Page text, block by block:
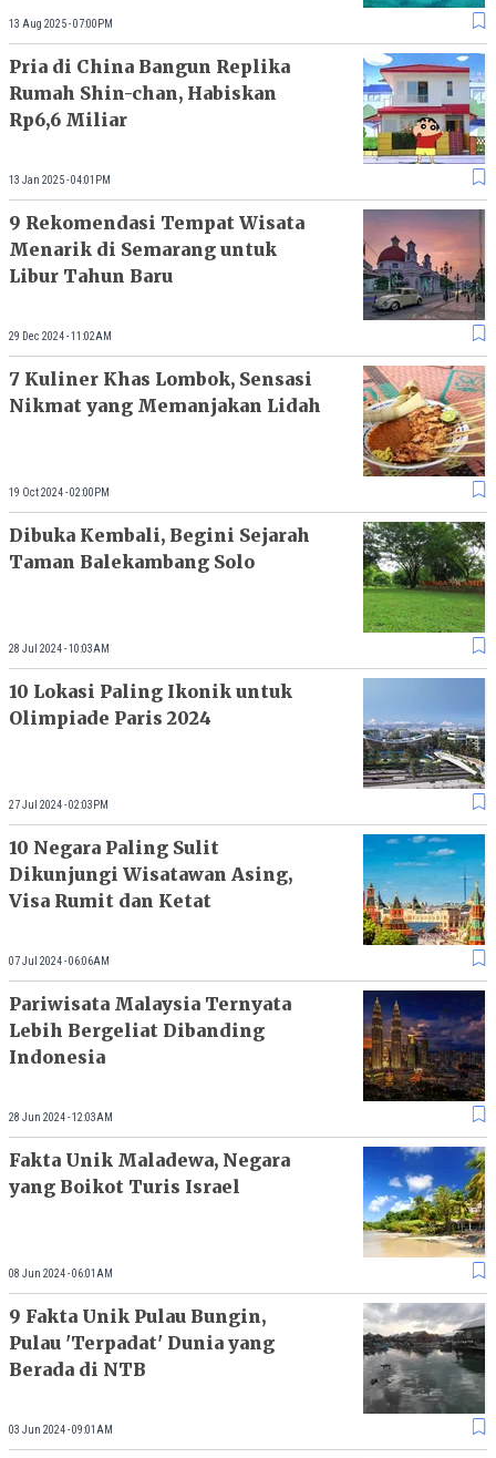
13 Aug 2025 - 07:00PM
Pria di China Bangun Replika
Rumah Shin-chan, Habiskan
Rp6,6 Miliar
13 Jan 2025 - 04:01PM
9 Rekomendasi Tempat Wisata
Menarik di Semarang untuk
Libur Tahun Baru
29 Dec 2024 - 11:02AM
7 Kuliner Khas Lombok, Sensasi
Nikmat yang Memanjakan Lidah
19 Oct 2024 - 02:00PM
Dibuka Kembali, Begini Sejarah
Taman Balekambang Solo
28 Jul 2024 - 10:03AM
10 Lokasi Paling Ikonik untuk
Olimpiade Paris 2024
27 Jul 2024 - 02:03PM
10 Negara Paling Sulit
Dikunjungi Wisatawan Asing,
Visa Rumit dan Ketat
07 Jul 2024 - 06:06AM
Pariwisata Malaysia Ternyata
Lebih Bergeliat Dibanding
Indonesia
28 Jun 2024 - 12:03AM
Fakta Unik Maladewa, Negara
yang Boikot Turis Israel
08 Jun 2024 - 06:01AM
9 Fakta Unik Pulau Bungin,
Pulau 'Terpadat' Dunia yang
Berada di NTB
03 Jun 2024 - 09:01AM